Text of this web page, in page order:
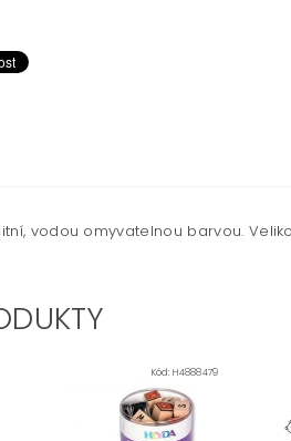
vodou omyvatelnou barvou.
Kód:H4888479